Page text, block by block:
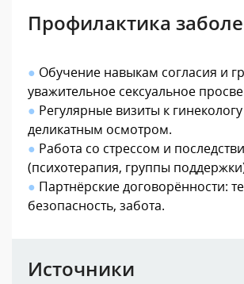
Профилактика
● Обучение навыкам согласия и
уважительное сексуальное
● Регулярные визиты к гинекологу
деликатным осмотром.
● Работа со стрессом и
(психотерапия, группы
● Партнёрские договорённости:
безопасность, забота.
Источники